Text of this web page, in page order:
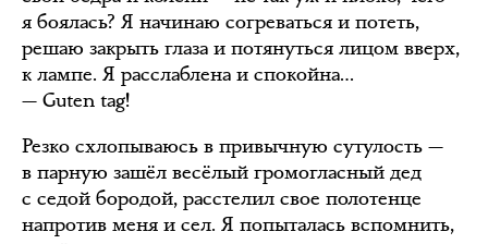
я боялась? Я начинаю согреваться и потеть,
решаю закрыть глаза и потянуться лицом вверх,
к лампе. Я расслаблена и спокойна…
— Guten tag!
Резко схлопываюсь в привычную сутулость —
в парную зашёл весёлый громогласный дед
с седой бородой, расстелил свое полотенце
напротив меня и сел. Я попыталась вспомнить,